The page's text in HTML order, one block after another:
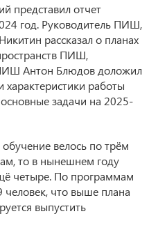
представил отчет
год. Руководитель ПИШ,
рассказал о планах
ПИШ,
Антон Блюдов доложил
характеристики работы
задачи на 2025-
велось по трём
то в нынешнем году
четыре. По программам
что выше плана
выпустить